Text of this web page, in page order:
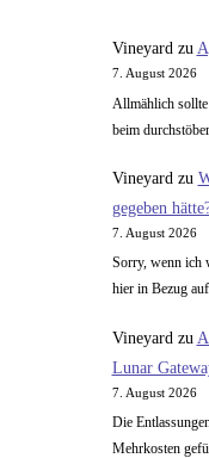
Vineyardzu
7. August 2026
Allmählich sollte
beim
Vineyard zu
gegeben
7. August 2026
Sorry, wenn ich
hier in Bezug
Vineyard zu
Lunar
7. August 2026
Die
Mehrkosten